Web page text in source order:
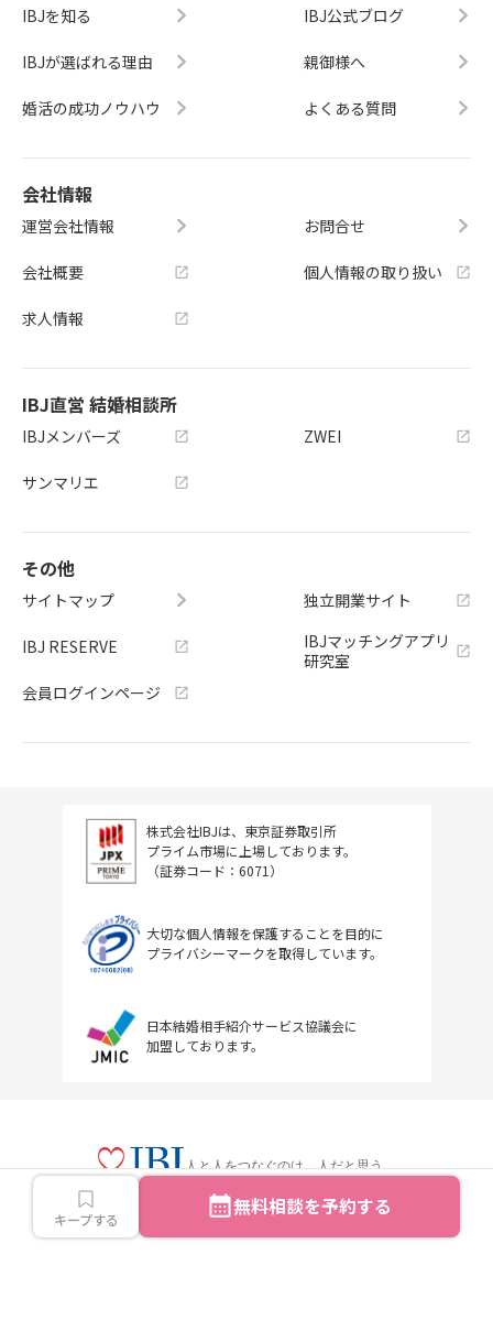
キープする 無料相談を予約する
IBJを知る
IBJが選ばれる理由
婚活の成功ノウハウ
IBJ公式ブログ
親御様へ
よくある質問
会社情報
運営会社情報
会社概要
求人情報
お問合せ
個人情報の取り扱い
IBJ直営 結婚相談所
IBJメンバーズ
サンマリエ
ZWEI
その他
サイトマップ
IBJ RESERVE
会員ログインページ
独立開業サイト
IBJマッチングアプリ
研究室
株式会社IBJは、東京証券取引所
プライム市場に上場しております。
（証券コード：6071）
大切な個人情報を保護することを目的に
プライバシーマークを取得しています。
日本結婚相手紹介サービス協議会に
加盟しております。
人と人をつなぐのは、人だと思う。
Copyright © IBJ Inc.All rights reserved.